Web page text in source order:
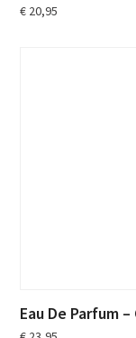
€ 20,95
Eau De Parfum